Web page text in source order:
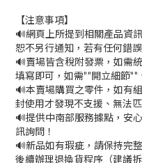
【注意事項】
🔊網頁上所提到相關產品資
恕不另行通知，若有任何錯
🔊賣場皆含稅附發票，如需
填寫即可，如需""開立細節""
🔊本賣場購買之零件，如有
封使用才發現不支援、無法
🔊提供中南部服務據點，安
訊詢問！
🔊新品如有瑕疵，請保持完
後續辦理退換貨程序（建議